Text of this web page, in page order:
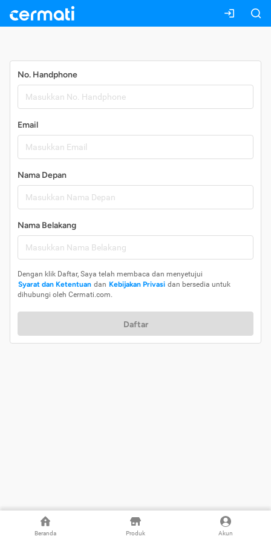
Beranda Produk Akun
No. Handphone
Email
Nama Depan
Nama Belakang
Dengan klik Daftar, Saya telah membaca dan menyetujui
Syarat dan Ketentuan dan Kebijakan Privasi dan bersedia untuk
dihubungi oleh Cermati.com.
Daftar